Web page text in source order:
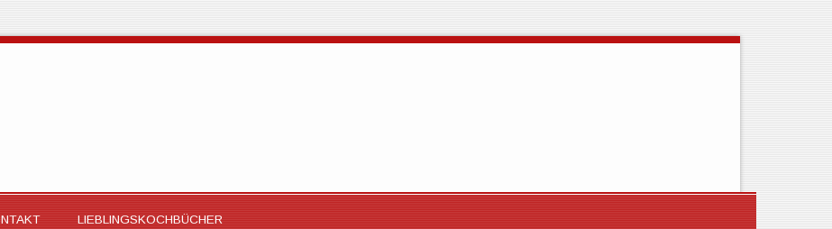
LIEBLINGSKOCHBÜCHER